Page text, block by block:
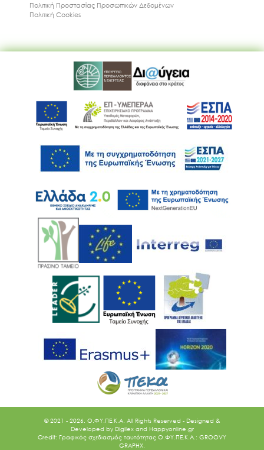
Πολιτική Προστασίας Προσωπικών Δεδομένων
Πολιτική Cookies
© 2021 - 2026. O.ΦΥ.ΠΕ.Κ.Α. All Rights Reserved - Designed &
Developed by Digilex and Happyonline.gr
Credit: Γραφικός σχεδιασμός ταυτότητας Ο.ΦΥ.ΠΕ.Κ.Α.: GROOVY
GRAPHX.